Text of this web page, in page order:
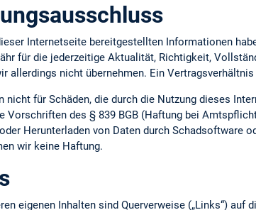
Internetseite bereitgestellten Informationen
für die jederzeitige Aktualität, Richtigkeit,
allerdings nicht übernehmen. Ein
nicht für Schäden, die durch die Nutzung dieses
Vorschriften des § 839 BGB (Haftung bei
Herunterladen von Daten durch Schadsoftware
wir keine Haftung.
eigenen Inhalten sind Querverweise („Links“)